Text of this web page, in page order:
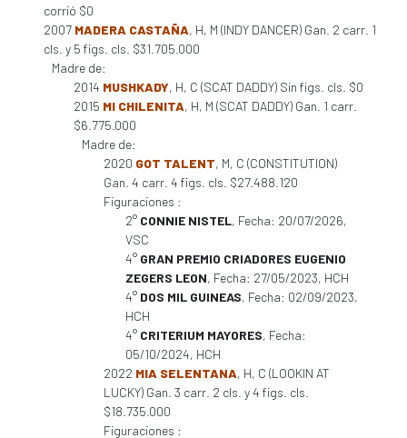
corrió $0
2007 MADERA CASTAÑA, H, M (INDY DANCER) Gan. 2 carr. 1
cls. y 5 figs. cls. $31.705.000
Madre de:
2014 MUSHKADY, H, C (SCAT DADDY) Sin figs. cls. $0
2015 MI CHILENITA, H, M (SCAT DADDY) Gan. 1 carr.
$6.775.000
Madre de:
2020 GOT TALENT, M, C (CONSTITUTION)
Gan. 4 carr. 4 figs. cls. $27.488.120
Figuraciones :
2° CONNIE NISTEL, Fecha: 20/07/2026,
VSC
4° GRAN PREMIO CRIADORES EUGENIO
ZEGERS LEON, Fecha: 27/05/2023, HCH
4° DOS MIL GUINEAS, Fecha: 02/09/2023,
HCH
4° CRITERIUM MAYORES, Fecha:
05/10/2024, HCH
2022 MIA SELENTANA, H, C (LOOKIN AT
LUCKY) Gan. 3 carr. 2 cls. y 4 figs. cls.
$18.735.000
Figuraciones :